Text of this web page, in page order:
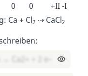
0 0 +II -I
Ca + Cl2 ⇢ CaCl2
→ Ca2+ + 2 e–